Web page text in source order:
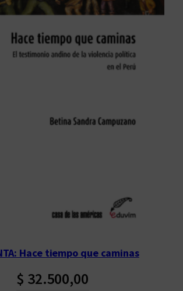
Hace tiempo que caminas
$ 32.500,00